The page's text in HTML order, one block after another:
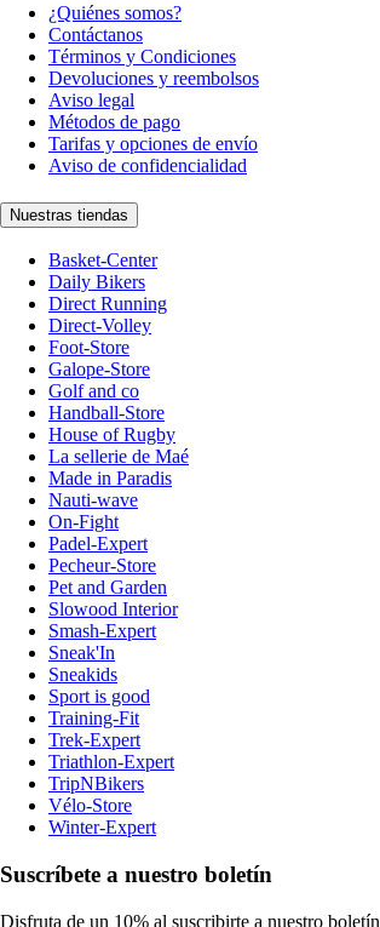
¿Quiénes somos?
Contáctanos
Términos y Condiciones
Devoluciones y reembolsos
Aviso legal
Métodos de pago
Tarifas y opciones de envío
Aviso de confidencialidad
Nuestras tiendas
Basket-Center
Daily Bikers
Direct Running
Direct-Volley
Foot-Store
Galope-Store
Golf and co
Handball-Store
House of Rugby
La sellerie de Maé
Made in Paradis
Nauti-wave
On-Fight
Padel-Expert
Pecheur-Store
Pet and Garden
Slowood Interior
Smash-Expert
Sneak'In
Sneakids
Sport is good
Training-Fit
Trek-Expert
Triathlon-Expert
TripNBikers
Vélo-Store
Winter-Expert
Suscríbete a nuestro boletín
Disfruta de un 10% al suscribirte a nuestro boletín